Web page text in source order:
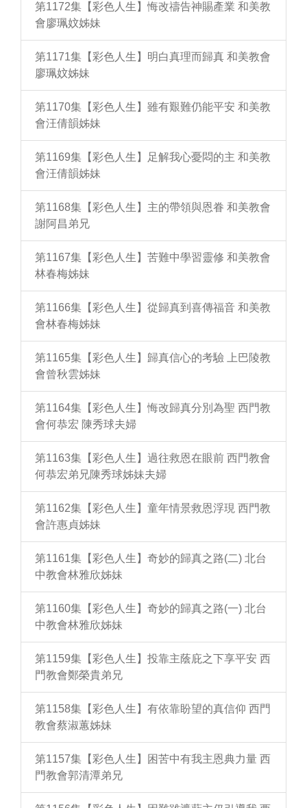
第1172集【彩色人生】悔改禱告神賜產業 和美教
會廖珮妏姊妹
第1171集【彩色人生】明白真理而歸真 和美教會
廖珮妏姊妹
第1170集【彩色人生】雖有艱難仍能平安 和美教
會汪倩韻姊妹
第1169集【彩色人生】足解我心憂悶的主 和美教
會汪倩韻姊妹
第1168集【彩色人生】主的帶領與恩眷 和美教會
謝阿昌弟兄
第1167集【彩色人生】苦難中學習靈修 和美教會
林春梅姊妹
第1166集【彩色人生】從歸真到喜傳福音 和美教
會林春梅姊妹
第1165集【彩色人生】歸真信心的考驗 上巴陵教
會曾秋雲姊妹
第1164集【彩色人生】悔改歸真分別為聖 西門教
會何恭宏 陳秀球夫婦
第1163集【彩色人生】過往救恩在眼前 西門教會
何恭宏弟兄陳秀球姊妹夫婦
第1162集【彩色人生】童年情景救恩浮現 西門教
會許惠貞姊妹
第1161集【彩色人生】奇妙的歸真之路(二) 北台
中教會林雅欣姊妹
第1160集【彩色人生】奇妙的歸真之路(一) 北台
中教會林雅欣姊妹
第1159集【彩色人生】投靠主蔭庇之下享平安 西
門教會鄭榮貴弟兄
第1158集【彩色人生】有依靠盼望的真信仰 西門
教會蔡淑蕙姊妹
第1157集【彩色人生】困苦中有我主恩典力量 西
門教會郭清潭弟兄